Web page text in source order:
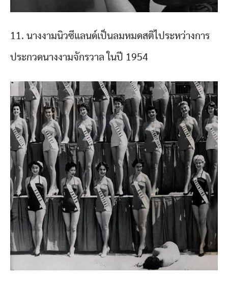
11. นางงามนิวซีแลนด์เป็นลมหมดสติไประหว่างการ
ประกวดนางงามจักรวาล ในปี 1954